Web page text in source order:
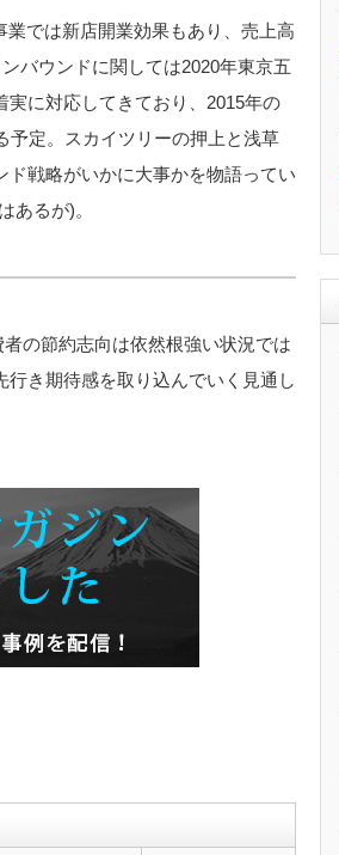
業では新店開業効果もあり、売上高
バウンドに関しては2020年東京五
に対応してきており、2015年の
予定。スカイツリーの押上と浅草
戦略がいかに大事かを物語ってい
あるが)。
の節約志向は依然根強い状況では
き期待感を取り込んでいく見通し